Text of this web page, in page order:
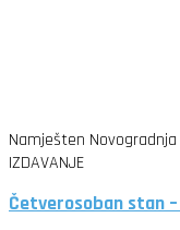
Namješten Novogradnja
IZDAVANJE
Četverosoban stan